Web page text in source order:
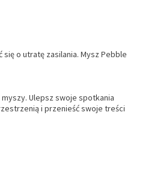
o utratę zasilania. Mysz Pebble
Ulepsz swoje spotkania
i przenieść swoje treści